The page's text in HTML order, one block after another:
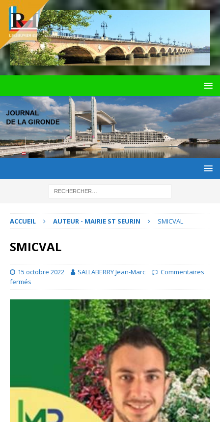
ACCUEIL AUTEUR - MAIRIE ST SEURIN SMICVAL
SMICVAL
15 octobre 2022 SALLABERRY Jean-Marc
Commentaires
fermés